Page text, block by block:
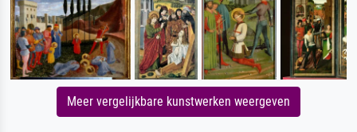
Meer vergelijkbare kunstwerken weergeven